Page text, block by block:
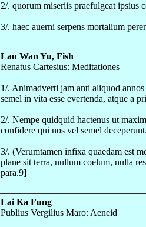
2/. quorum miseriis praefulgeat ipsius
3/. haec auerni serpens mortalium
Lau Wan Yu, Fish
Renatus Cartesius: Meditationes
1/. Animadverti jam anti aliquod
semel in vita esse evertenda, atque a
2/. Nempe quidquid hactenus ut
confidere qui nos vel semel
3/. (Verumtamen infixa quaedam est
plane sit terra, nullum coelum, nulla
para.9]
Lai Ka Fung
Publius Vergilius Maro: Aeneid